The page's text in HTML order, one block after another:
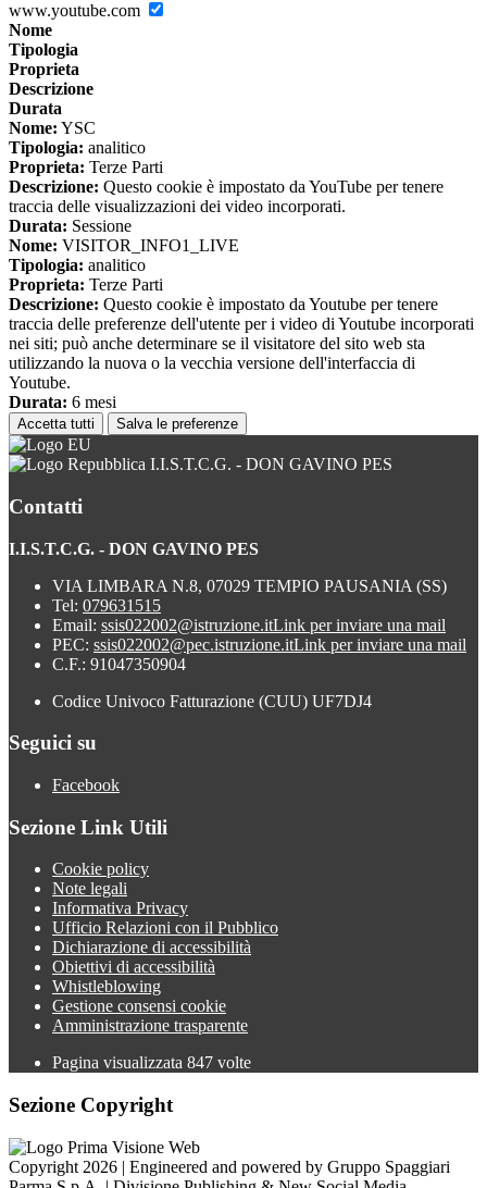
www.youtube.com
Nome
Tipologia
Proprieta
Descrizione
Durata
Nome: YSC
Tipologia: analitico
Proprieta: Terze Parti
Descrizione: Questo cookie è impostato da YouTube per tenere
traccia delle visualizzazioni dei video incorporati.
Durata: Sessione
Nome: VISITOR_INFO1_LIVE
Tipologia: analitico
Proprieta: Terze Parti
Descrizione: Questo cookie è impostato da Youtube per tenere
traccia delle preferenze dell'utente per i video di Youtube incorporati
nei siti; può anche determinare se il visitatore del sito web sta
utilizzando la nuova o la vecchia versione dell'interfaccia di
Youtube.
Durata: 6 mesi
Accetta tutti Salva le preferenze
I.I.S.T.C.G. - DON GAVINO PES
Contatti
I.I.S.T.C.G. - DON GAVINO PES
VIA LIMBARA N.8, 07029 TEMPIO PAUSANIA (SS)
Tel: 079631515
Email: ssis022002@istruzione.itLink per inviare una mail
PEC: ssis022002@pec.istruzione.itLink per inviare una mail
C.F.: 91047350904
Codice Univoco Fatturazione (CUU) UF7DJ4
Seguici su
Facebook
Sezione Link Utili
Cookie policy
Note legali
Informativa Privacy
Ufficio Relazioni con il Pubblico
Dichiarazione di accessibilità
Obiettivi di accessibilità
Whistleblowing
Gestione consensi cookie
Amministrazione trasparente
Pagina visualizzata 847 volte
Sezione Copyright
Copyright 2026 | Engineered and powered by Gruppo Spaggiari